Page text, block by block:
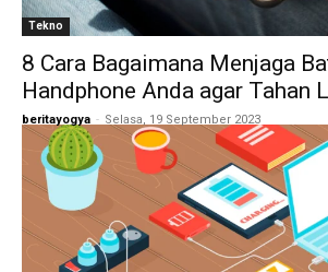
Tekno
8 Cara Bagaimana Menjaga
Handphone Anda agar Tahan
beritayogya - Selasa, 19 September 2023